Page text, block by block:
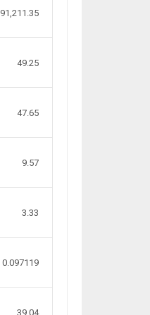
91,211.35
49.25
47.65
9.57
3.33
0.097119
39.04